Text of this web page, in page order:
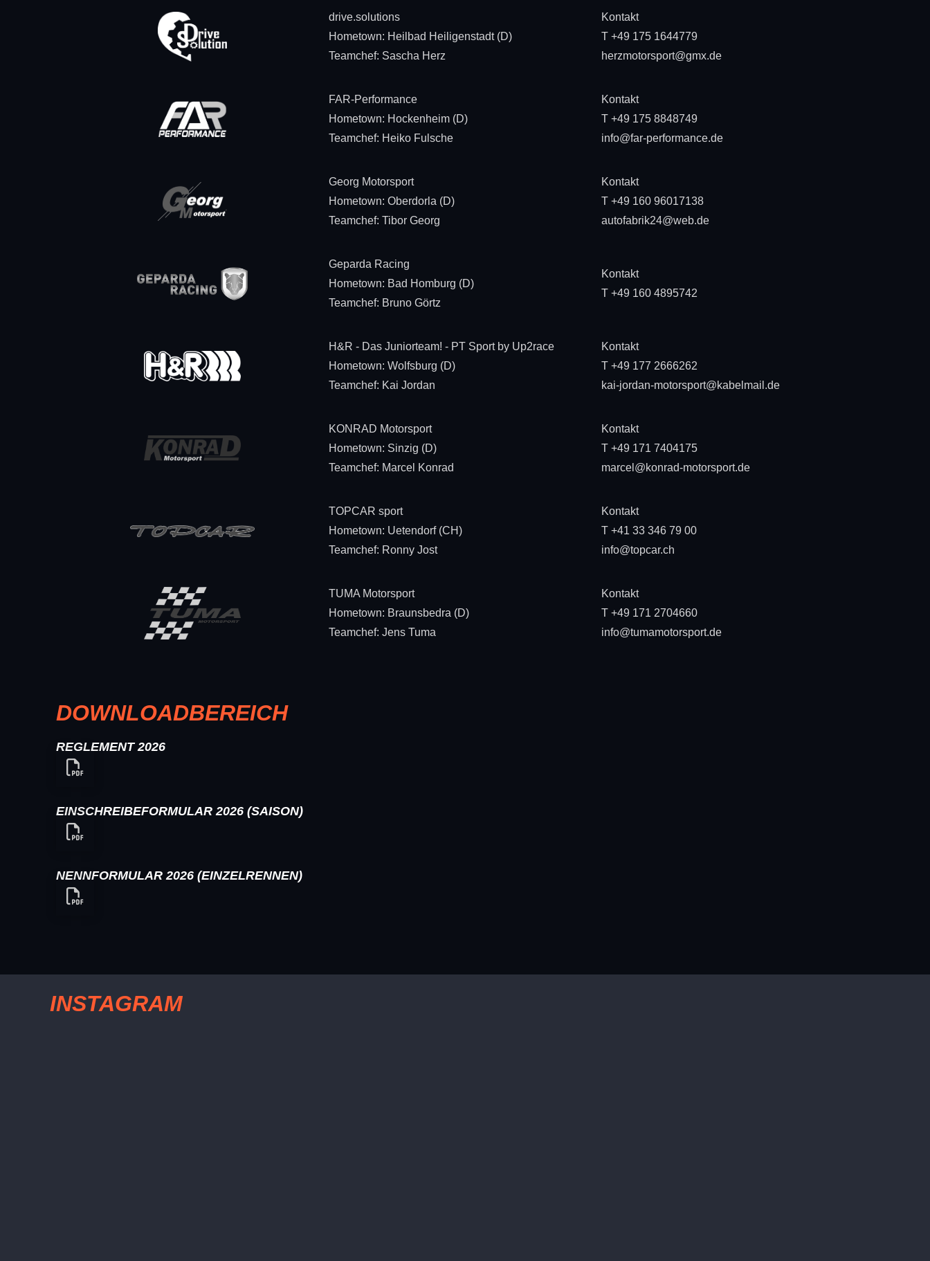
drive.solutions
Hometown: Heilbad Heiligenstadt (D)
Teamchef: Sascha Herz
Kontakt
T +49 175 1644779
herzmotorsport@gmx.de
FAR-Performance
Hometown: Hockenheim (D)
Teamchef: Heiko Fulsche
Kontakt
T +49 175 8848749
info@far-performance.de
Georg Motorsport
Hometown: Oberdorla (D)
Teamchef: Tibor Georg
Kontakt
T +49 160 96017138
autofabrik24@web.de
Geparda Racing
Hometown: Bad Homburg (D)
Teamchef: Bruno Görtz
Kontakt
T +49 160 4895742
H&R - Das Juniorteam! - PT Sport by Up2race
Hometown: Wolfsburg (D)
Teamchef: Kai Jordan
Kontakt
T +49 177 2666262
kai-jordan-motorsport@kabelmail.de
KONRAD Motorsport
Hometown: Sinzig (D)
Teamchef: Marcel Konrad
Kontakt
T +49 171 7404175
marcel@konrad-motorsport.de
TOPCAR sport
Hometown: Uetendorf (CH)
Teamchef: Ronny Jost
Kontakt
T +41 33 346 79 00
info@topcar.ch
TUMA Motorsport
Hometown: Braunsbedra (D)
Teamchef: Jens Tuma
Kontakt
T +49 171 2704660
info@tumamotorsport.de
DOWNLOADBEREICH
REGLEMENT 2026
EINSCHREIBEFORMULAR 2026 (SAISON)
NENNFORMULAR 2026 (EINZELRENNEN)
INSTAGRAM